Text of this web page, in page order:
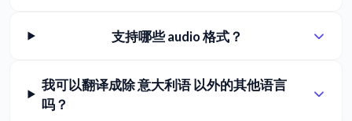
支持哪些 audio 格式？
我可以翻译成除 意大利语 以外的其他语言
吗？